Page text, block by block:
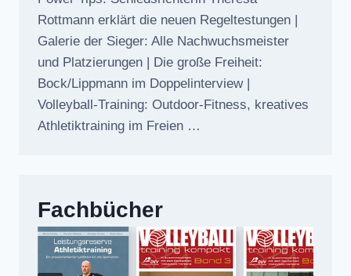
Rottmann erklärt die neuen Regeltestungen |
Galerie der Sieger: Alle Nachwuchsmeister
und Platzierungen | Die große Freiheit:
Bock/Lippmann im Doppelinterview |
Volleyball-Training: Outdoor-Fitness, kreatives
Athletiktraining im Freien …
Fachbücher